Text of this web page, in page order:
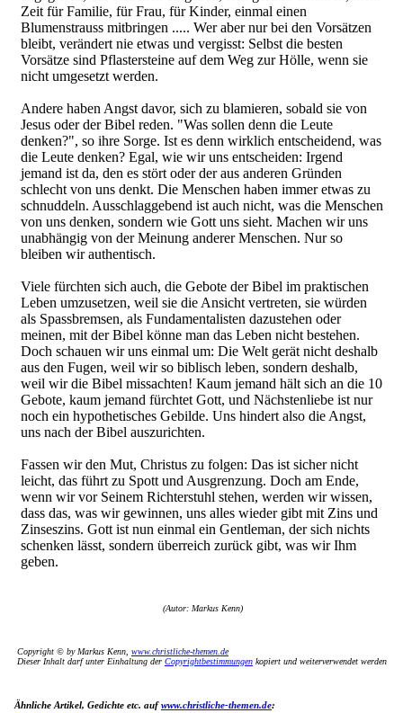
Zeit für Familie, für Frau, für Kinder, einmal einen
Blumenstrauss mitbringen ..... Wer aber nur bei den Vorsätzen
bleibt, verändert nie etwas und vergisst: Selbst die besten
Vorsätze sind Pflastersteine auf dem Weg zur Hölle, wenn sie
nicht umgesetzt werden.
Andere haben Angst davor, sich zu blamieren, sobald sie von
Jesus oder der Bibel reden. "Was sollen denn die Leute
denken?", so ihre Sorge. Ist es denn wirklich entscheidend, was
die Leute denken? Egal, wie wir uns entscheiden: Irgend
jemand ist da, den es stört oder der aus anderen Gründen
schlecht von uns denkt. Die Menschen haben immer etwas zu
schnuddeln. Ausschlaggebend ist auch nicht, was die Menschen
von uns denken, sondern wie Gott uns sieht. Machen wir uns
unabhängig von der Meinung anderer Menschen. Nur so
bleiben wir authentisch.
Viele fürchten sich auch, die Gebote der Bibel im praktischen
Leben umzusetzen, weil sie die Ansicht vertreten, sie würden
als Spassbremsen, als Fundamentalisten dazustehen oder
meinen, mit der Bibel könne man das Leben nicht bestehen.
Doch schauen wir uns einmal um: Die Welt gerät nicht deshalb
aus den Fugen, weil wir so biblisch leben, sondern deshalb,
weil wir die Bibel missachten! Kaum jemand hält sich an die 10
Gebote, kaum jemand fürchtet Gott, und Nächstenliebe ist nur
noch ein hypothetisches Gebilde. Uns hindert also die Angst,
uns nach der Bibel auszurichten.
Fassen wir den Mut, Christus zu folgen: Das ist sicher nicht
leicht, das führt zu Spott und Ausgrenzung. Doch am Ende,
wenn wir vor Seinem Richterstuhl stehen, werden wir wissen,
dass das, was wir gewinnen, uns alles wieder gibt mit Zins und
Zinseszins. Gott ist nun einmal ein Gentleman, der sich nichts
schenken lässt, sondern überreich zurück gibt, was wir Ihm
geben.
(Autor: Markus Kenn)
Copyright © by Markus Kenn, www.christliche-themen.de
Dieser Inhalt darf unter Einhaltung der Copyrightbestimmungen kopiert und weiterverwendet werden
Ähnliche Artikel, Gedichte etc. aufwww.christliche-themen.de: